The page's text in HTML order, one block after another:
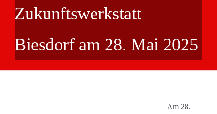
Zukunftswerkstatt
Biesdorf am 28. Mai 2025
Am 28.